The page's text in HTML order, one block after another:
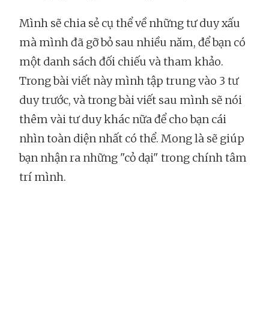
Mình sẽ chia sẻ cụ thể về những tư duy xấu
mà mình đã gỡ bỏ sau nhiều năm, để bạn có
một danh sách đối chiếu và tham khảo.
Trong bài viết này mình tập trung vào 3 tư
duy trước, và trong bài viết sau mình sẽ nói
thêm vài tư duy khác nữa để cho bạn cái
nhìn toàn diện nhất có thể. Mong là sẽ giúp
bạn nhận ra những "cỏ dại" trong chính tâm
trí mình.